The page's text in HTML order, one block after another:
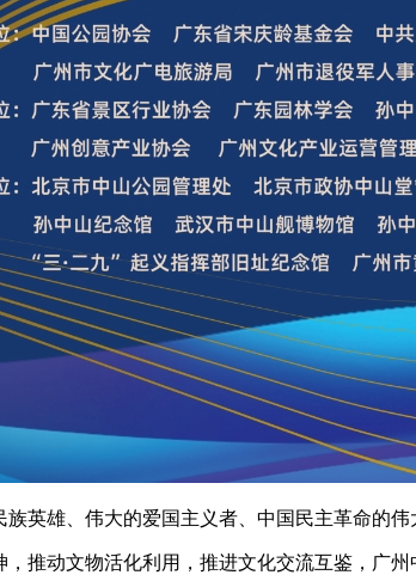
英雄、伟大的爱国主义者、中国民主革命的
，推动文物活化利用，推进文化交流互鉴，广